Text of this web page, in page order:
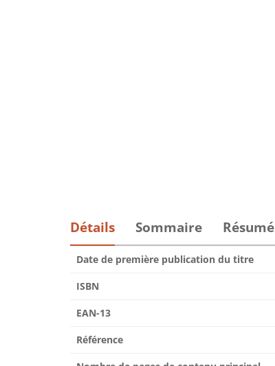
Détails Sommaire Résumé
Date de première publication du titre
ISBN
EAN-13
Référence